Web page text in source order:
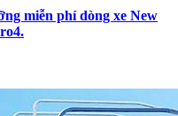
miễn phí dòng xe New